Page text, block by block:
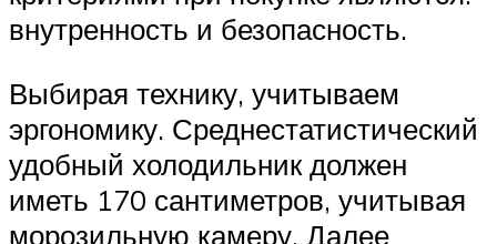
внутренность и безопасность.
Выбирая технику, учитываем
эргономику. Среднестатистический
удобный холодильник должен
иметь 170 сантиметров, учитывая
морозильную камеру. Далее